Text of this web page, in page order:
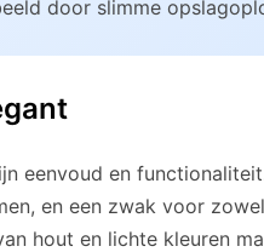
door slimme
eenvoud en
en een zwak voor
hout en lichte kleuren